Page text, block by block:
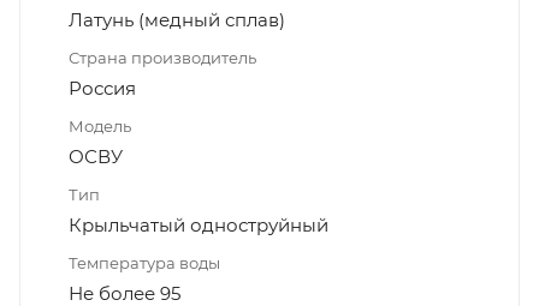
Латунь (медный сплав)
Страна производитель
Россия
Модель
ОСВУ
Тип
Крыльчатый одноструйный
Температура воды
Не более 95